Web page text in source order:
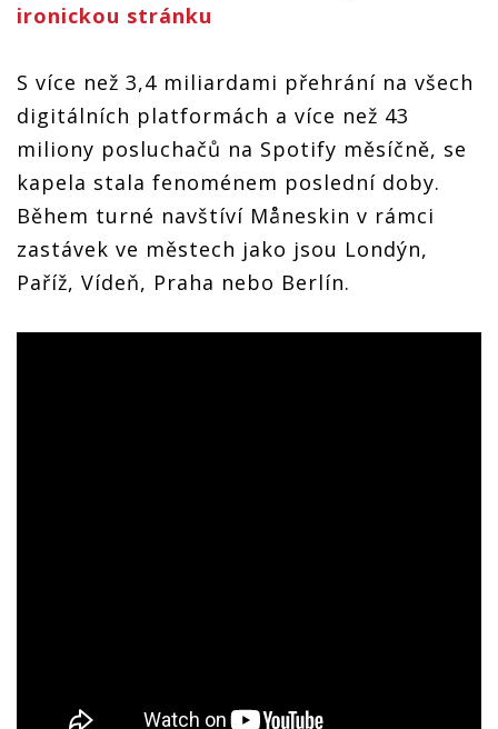
ironickou stránku
S více než 3,4 miliardami přehrání na všech
digitálních platformách a více než 43
miliony posluchačů na Spotify měsíčně, se
kapela stala fenoménem poslední doby.
Během turné navštíví Måneskin v rámci
zastávek ve městech jako jsou Londýn,
Paříž, Vídeň, Praha nebo Berlín.